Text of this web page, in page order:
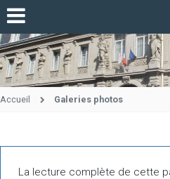
Accueil Galeries photos
La lecture complète de cette